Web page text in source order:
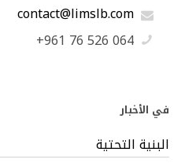
contact@limslb.com
+961 76 526 064
في الأخبار
البنية التحتية